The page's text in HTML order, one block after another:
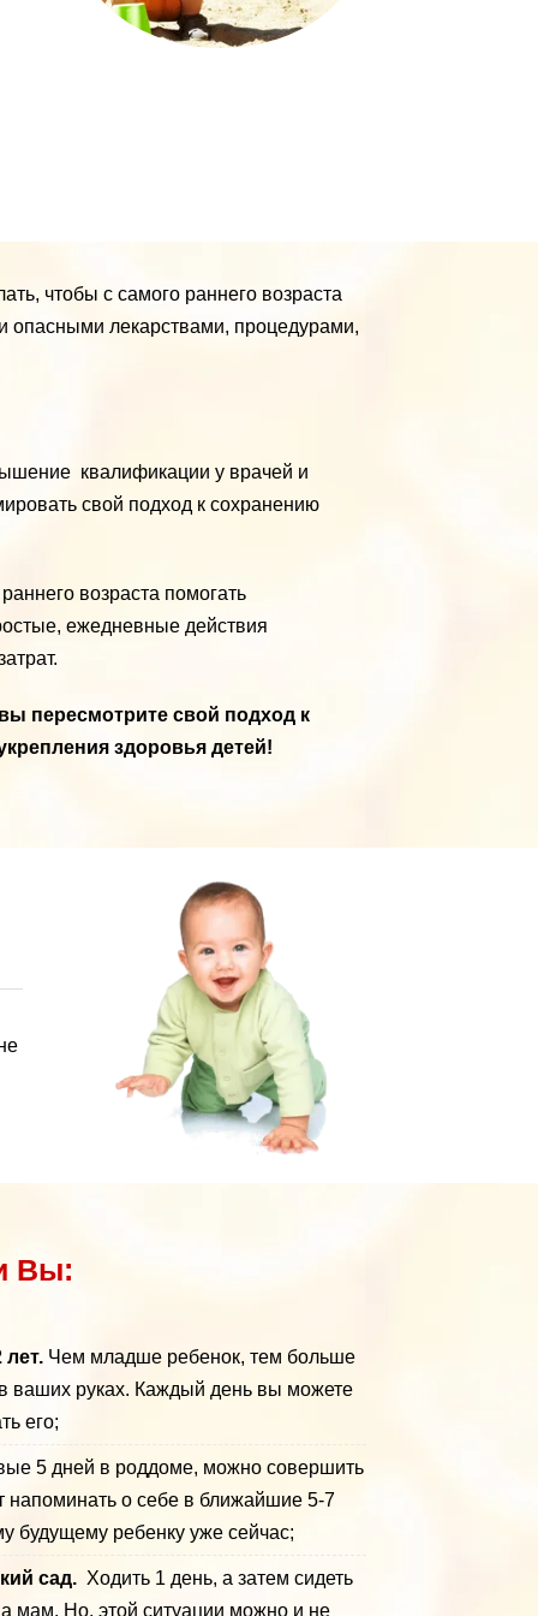
чтобы с самого раннего возраста
опасными лекарствами, процедурами,
квалификации у врачей и
свой подход к сохранению
возраста помогать
ежедневные действия
пересмотрите свой подход к
здоровья детей!
Вы:
Чем младше ребенок, тем больше
ваших руках. Каждый день вы можете
его;
5 дней в роддоме, можно совершить
напоминать о себе в ближайшие 5-7
будущему ребенку уже сейчас;
сад. Ходить 1 день, а затем сидеть
мам. Но, этой ситуации можно и не